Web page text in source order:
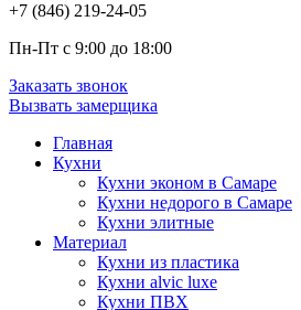
+7 (846) 219-24-05
Пн-Пт с 9:00 до 18:00
Заказать звонок
Вызвать замерщика
Главная
Кухни
Кухни эконом в Самаре
Кухни недорого в Самаре
Кухни элитные
Материал
Кухни из пластика
Кухни alvic luxe
Кухни ПВХ